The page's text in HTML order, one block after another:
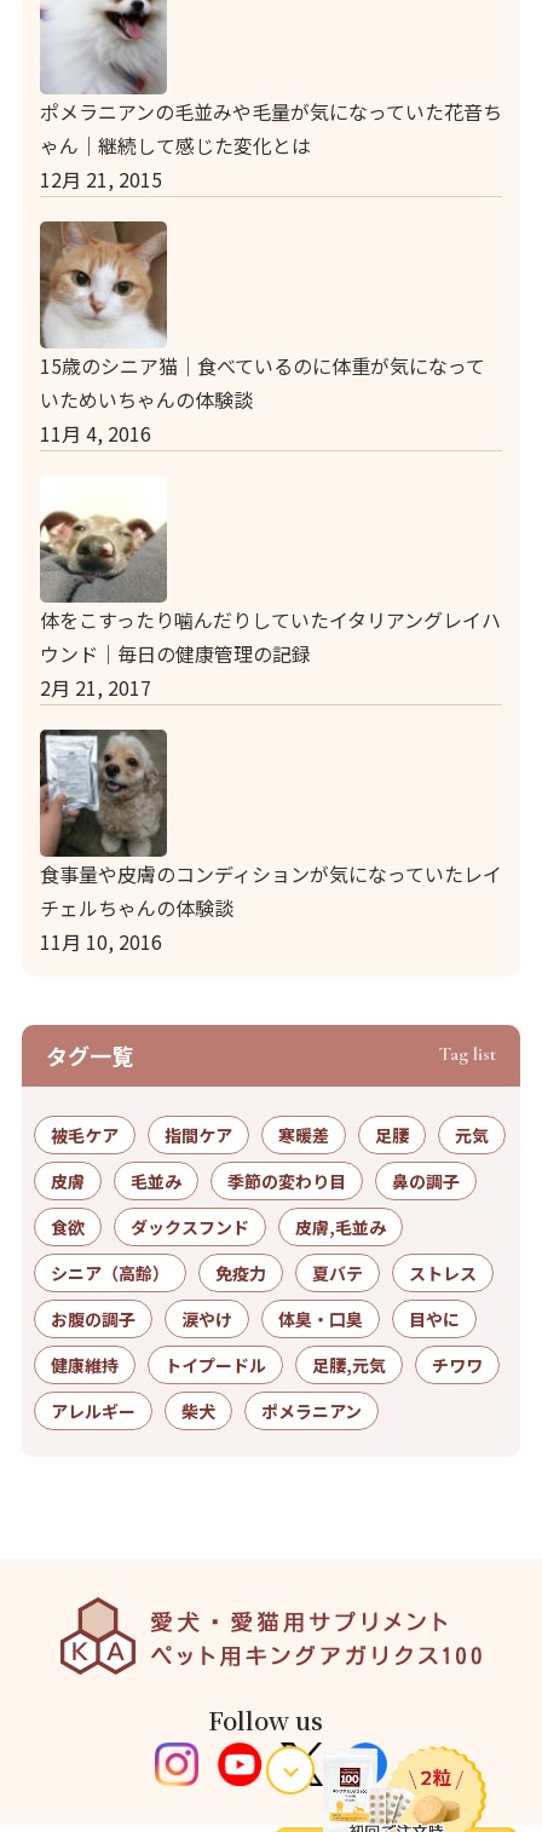
ポメラニアンの毛並みや毛量が気になっていた花音ち
ゃん｜継続して感じた変化とは
12月 21, 2015
15歳のシニア猫｜食べているのに体重が気になって
いためいちゃんの体験談
11月 4, 2016
体をこすったり噛んだりしていたイタリアングレイハ
ウンド｜毎日の健康管理の記録
2月 21, 2017
食事量や皮膚のコンディションが気になっていたレイ
チェルちゃんの体験談
11月 10, 2016
タグ⼀覧 Tag list
被毛ケア 指間ケア 寒暖差 足腰
元気
皮膚
毛並み 季節の変わり目
鼻の調子
食欲
ダックスフンド
皮膚,毛並み
シニア（高齢）
免疫力 夏バテ
ストレス
お腹の調子
涙やけ 体臭・口臭
目やに
健康維持
トイプードル 足腰,元気
チワワ
アレルギー
柴犬 ポメラニアン
Follow us